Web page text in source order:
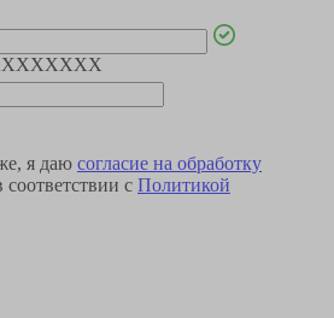
я даю согласие на обработку
соответствии с Политикой